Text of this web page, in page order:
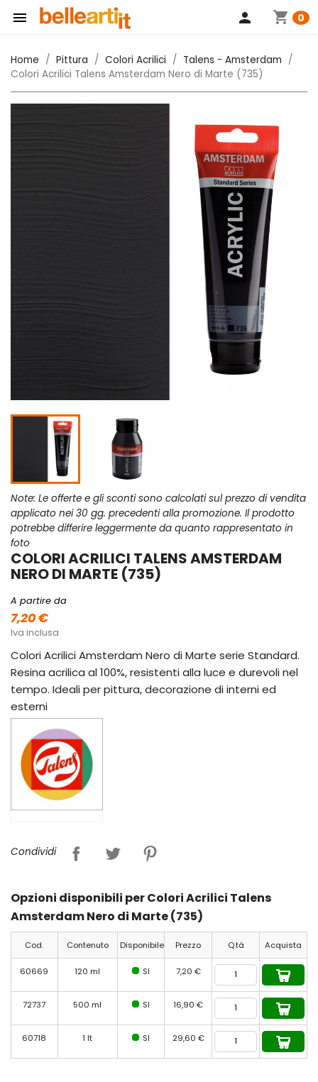
 shopping_cart 0
person
Home Pittura Colori Acrilici
Talens - Amsterdam
Colori Acrilici Talens Amsterdam Nero di Marte (735)
Note: Le offerte e gli sconti sono calcolati sul prezzo di vendita
applicato nei 30 gg. precedenti alla promozione. Il prodotto
potrebbe differire leggermente da quanto rappresentato in
foto
COLORI ACRILICI TALENS AMSTERDAM
NERO DI MARTE (735)
A partire da
7,20 €
Iva inclusa
Colori Acrilici Amsterdam Nero di Marte serie Standard.
Resina acrilica al 100%, resistenti alla luce e durevoli nel
tempo. Ideali per pittura, decorazione di interni ed
esterni
Condividi
Opzioni disponibili per Colori Acrilici Talens
Amsterdam Nero di Marte (735)
Cod. Contenuto Disponibile Prezzo Q.tà Acquista
60669 120 ml SI 7,20 €
72737 500 ml SI 16,90 €
60718 1 lt SI 29,60 €